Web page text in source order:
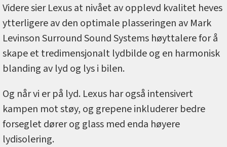
Videre sier Lexus at nivået av opplevd kvalitet heves
ytterligere av den optimale plasseringen av Mark
Levinson Surround Sound Systems høyttalere for å
skape et tredimensjonalt lydbilde og en harmonisk
blanding av lyd og lys i bilen.
Og når vi er på lyd. Lexus har også intensivert
kampen mot støy, og grepene inkluderer bedre
forseglet dører og glass med enda høyere
lydisolering.